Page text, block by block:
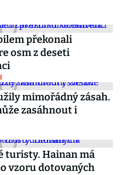
překonali
osm z deseti
mimořádný zásah.
zasáhnout i
turisty. Hainan má
vzoru dotovaných